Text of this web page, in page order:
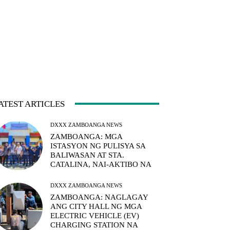
ARTICLES
DXXX ZAMBOANGA NEWS
ZAMBOANGA: MGA
ISTASYON NG PULISYA SA
BALIWASAN AT STA.
CATALINA, NAI-AKTIBO NA
DXXX ZAMBOANGA NEWS
ZAMBOANGA: NAGLAGAY
ANG CITY HALL NG MGA
ELECTRIC VEHICLE (EV)
CHARGING STATION NA